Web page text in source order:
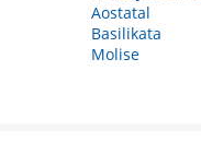
Aostatal
Basilikata
Molise